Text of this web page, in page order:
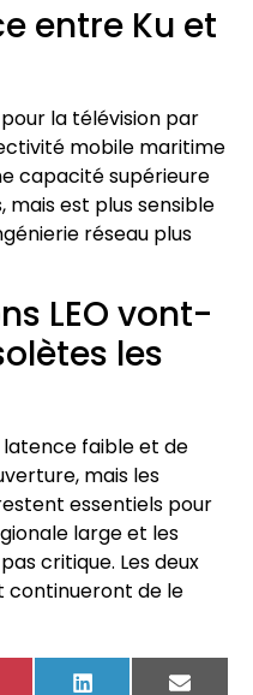
entre Ku et
la télévision par
mobile maritime
capacité supérieure
est plus sensible
réseau plus
LEO vont-
les
latence faible et de
mais les
essentiels pour
large et les
critique. Les deux
de le